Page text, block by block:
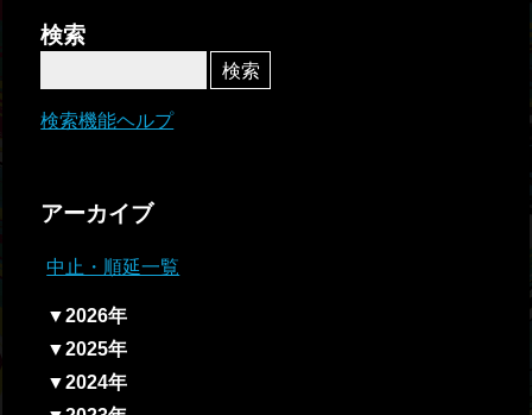
検索
検索機能ヘルプ
アーカイブ
中止・順延一覧
▼2026年
▼2025年
▼2024年